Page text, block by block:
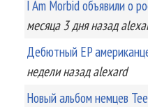
I Am Morbid объявили о
месяца 3 дняназад
Дебютный EP
неделиназад alexard
Новый альбом немцев